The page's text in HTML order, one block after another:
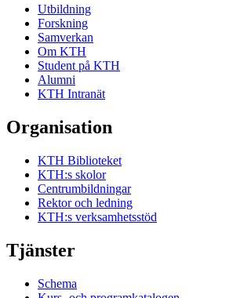
Utbildning
Forskning
Samverkan
Om KTH
Student på KTH
Alumni
KTH Intranät
Organisation
KTH Biblioteket
KTH:s skolor
Centrumbildningar
Rektor och ledning
KTH:s verksamhetsstöd
Tjänster
Schema